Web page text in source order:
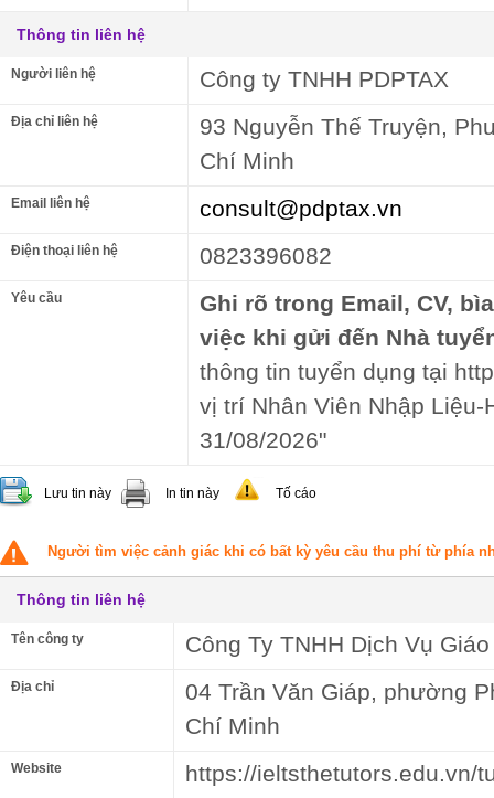
Thông tin liên hệ
Người liên hệ Công ty TNHH PDPTAX
Địa chỉ liên hệ
93 Nguyễn Thế Truyện,
Chí Minh
Email liên hệ consult@pdptax.vn
Điện thoại liên hệ 0823396082
Yêu cầu
Ghi rõ trong Email, CV,
việc khi gửi đến Nhà
thông tin tuyển dụng tại
vị trí Nhân Viên Nhập Liệu-
31/08/2026"
Lưu tin này In tin này Tố cáo
Người tìm việc cảnh giác khi có bất kỳ yêu cầu thu phí từ phía
Thông tin liên hệ
Tên công ty Công Ty TNHH Dịch Vụ
Địa chỉ
04 Trần Văn Giáp, phường
Chí Minh
Website https://ieltsthetutors.edu.vn/